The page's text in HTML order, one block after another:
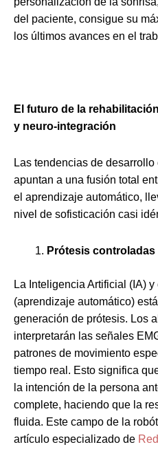
del paciente, consigue su
los últimos avances en el
El futuro de la
y neuro-integración
Las tendencias de
apuntan a una fusión total
el aprendizaje automático,
nivel de sofisticación casi
Prótesis
La Inteligencia Artificial (IA)
(aprendizaje automático)
generación de prótesis. Los
interpretarán las señales
patrones de movimiento
tiempo real. Esto significa
la intención de la persona
complete, haciendo que la
fluida. Este campo de la
artículo especializado de